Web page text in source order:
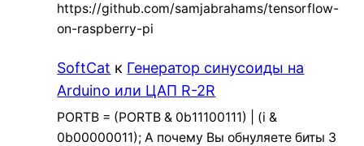
https://github.com/samjabrahams/tensorflow-
on-raspberry-pi
SoftCat к Генератор синусоиды на
Arduino или ЦАП R-2R
PORTB = (PORTB & 0b11100111) | (i &
0b00000011); А почему Вы обнуляете биты 3